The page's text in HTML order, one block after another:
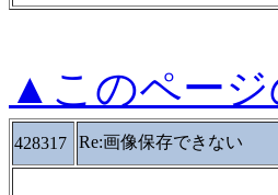
▲このペー
428317 Re:画像保存できない